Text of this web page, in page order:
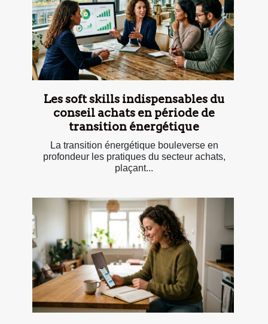
Les soft skills indispensables du
conseil achats en période de
transition énergétique
La transition énergétique bouleverse en
profondeur les pratiques du secteur achats,
plaçant...